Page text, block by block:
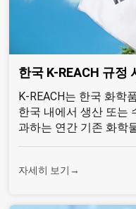
한국 K-REACH 규정
K-REACH는 한국 화학
한국 내에서 생산 또는
과하는 연간 기존 화학
자세히 보기→